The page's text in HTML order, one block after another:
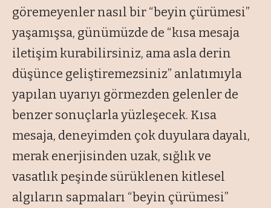
göremeyenler nasıl bir “beyin çürümesi”
yaşamışsa, günümüzde de “kısa mesaja
iletişim kurabilirsiniz, ama asla derin
düşünce geliştiremezsiniz” anlatımıyla
yapılan uyarıyı görmezden gelenler de
benzer sonuçlarla yüzleşecek. Kısa
mesaja, deneyimden çok duyulara dayalı,
merak enerjisinden uzak, sığlık ve
vasatlık peşinde sürüklenen kitlesel
algıların sapmaları “beyin çürümesi”